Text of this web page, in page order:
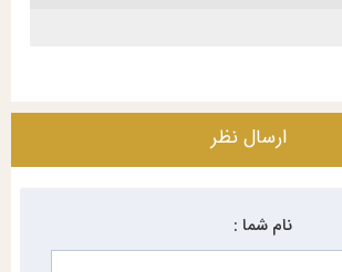
ارسال نظر
نام شما :